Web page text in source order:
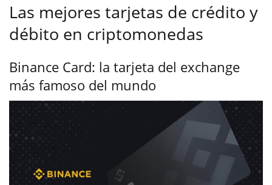
Las mejores tarjetas de crédito y
débito en criptomonedas
Binance Card: la tarjeta del exchange
más famoso del mundo